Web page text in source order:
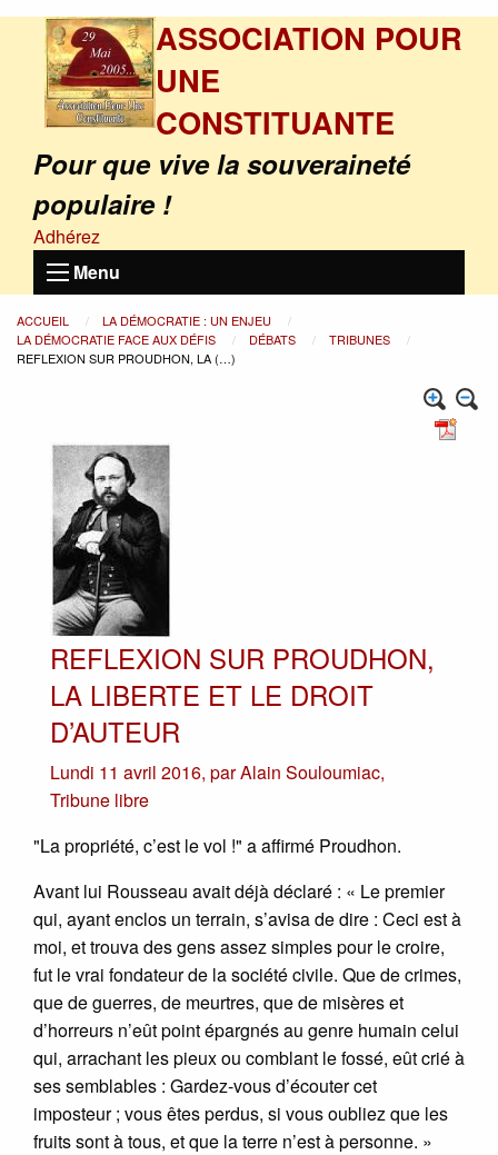
ASSOCIATION POUR
UNE
CONSTITUANTE
Pour que vive la souveraineté
populaire !
Adhérez
Menu
ACCUEIL
LA DÉMOCRATIE : UN ENJEU
LA DÉMOCRATIE FACE AUX DÉFIS
DÉBATS
TRIBUNES
REFLEXION SUR PROUDHON, LA (…)
REFLEXION SUR PROUDHON,
LA LIBERTE ET LE DROIT
D’AUTEUR
Lundi 11 avril 2016, parAlain Souloumiac,
Tribune libre
"La propriété, c’est le vol !" a affirmé Proudhon.
Avant lui Rousseau avait déjà déclaré : « Le premier
qui, ayant enclos un terrain, s’avisa de dire : Ceci est à
moi, et trouva des gens assez simples pour le croire,
fut le vrai fondateur de la société civile. Que de crimes,
que de guerres, de meurtres, que de misères et
d’horreurs n’eût point épargnés au genre humain celui
qui, arrachant les pieux ou comblant le fossé, eût crié à
ses semblables : Gardez-vous d’écouter cet
imposteur ; vous êtes perdus, si vous oubliez que les
fruits sont à tous, et que la terre n’est à personne. »